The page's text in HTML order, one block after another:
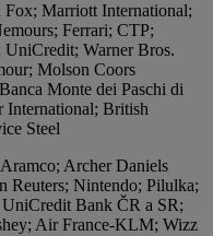
Marriott International;
Ferrari; CTP;
Warner Bros.
Molson Coors
Monte dei Paschi di
International; British
Steel
Archer Daniels
Reuters; Nintendo; Pilulka;
Bank ČR a SR;
Air France-KLM; Wizz